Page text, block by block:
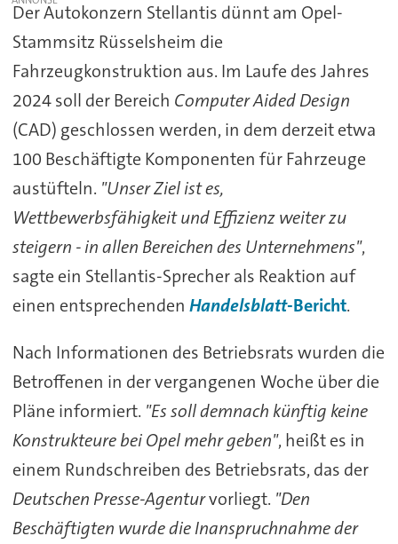
Der Autokonzern Stellantis dünnt am Opel-
Stammsitz Rüsselsheim die
Fahrzeugkonstruktion aus. Im Laufe des Jahres
2024 soll der Bereich Computer Aided Design
(CAD) geschlossen werden, in dem derzeit etwa
100 Beschäftigte Komponenten für Fahrzeuge
austüfteln. "Unser Ziel ist es,
Wettbewerbsfähigkeit und Effizienz weiter zu
steigern - in allen Bereichen des Unternehmens",
sagte ein Stellantis-Sprecher als Reaktion auf
einen entsprechenden Handelsblatt-Bericht.
Nach Informationen des Betriebsrats wurden die
Betroffenen in der vergangenen Woche über die
Pläne informiert. "Es soll demnach künftig keine
Konstrukteure beiOpelmehr geben", heißt es in
einem Rundschreiben des Betriebsrats, das der
Deutschen Presse-Agenturvorliegt. "Den
Beschäftigten wurde die Inanspruchnahme der